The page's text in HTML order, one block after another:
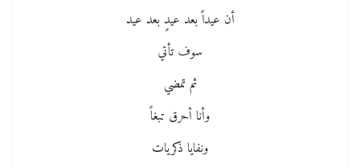
أن عيداً بعد عيدٍ بعد عيد
سوف تأتي
ثم تمضي
وأنا أحرق تبغاً
ونفايا ذكريات